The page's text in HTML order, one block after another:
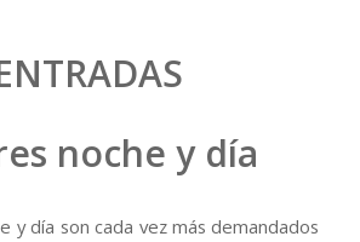
noche y día
y día son cada vez más demandados